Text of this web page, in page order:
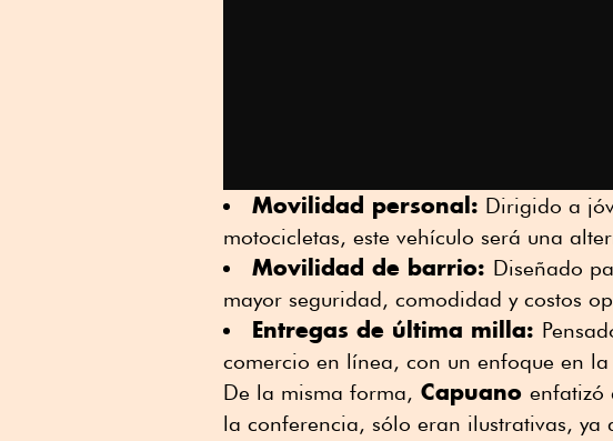
Movilidad personal: Dirigido a
motocicletas, este vehículo será una
Movilidad de barrio: Diseñado
mayor seguridad, comodidad y costos
Entregas de última milla:
comercio en línea, con un enfoque en
De la misma forma, Capuano enfatizó
la conferencia, sólo eran ilustrativas,